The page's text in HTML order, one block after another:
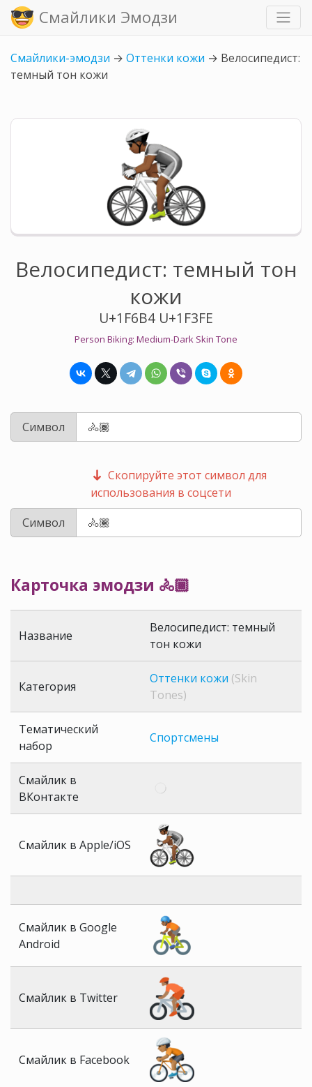
Смайлики Эмодзи
Смайлики-эмодзи → Оттенки кожи → Велосипедист:
темный тон кожи
Велосипедист: темный тон
кожи
U+1F6B4 U+1F3FE
Person Biking: Medium-Dark Skin Tone
Символ
Скопируйте этот символ для
использования в соцсети
Символ
Карточка эмодзи 🚴🏾
Название
Велосипедист: темный
тон кожи
Категория
Оттенки кожи (Skin
Tones)
Тематический
набор
Спортсмены
Смайлик в
ВКонтакте
Смайлик в Apple/iOS
Смайлик в Google
Android
Смайлик в Twitter
Смайлик в Facebook